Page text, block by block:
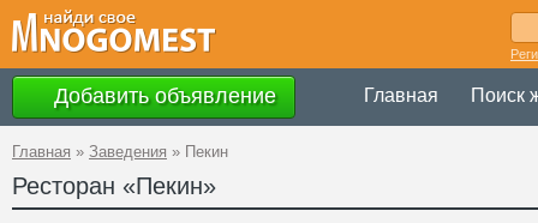
Добавить объявление Главная Поиск
Главная » Заведения » Пекин
Ресторан «Пекин»